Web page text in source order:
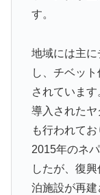
す。
地域には主
し、チベッ
されていま
導入された
も行われて
2015年のネ
したが、復
泊施設が再建